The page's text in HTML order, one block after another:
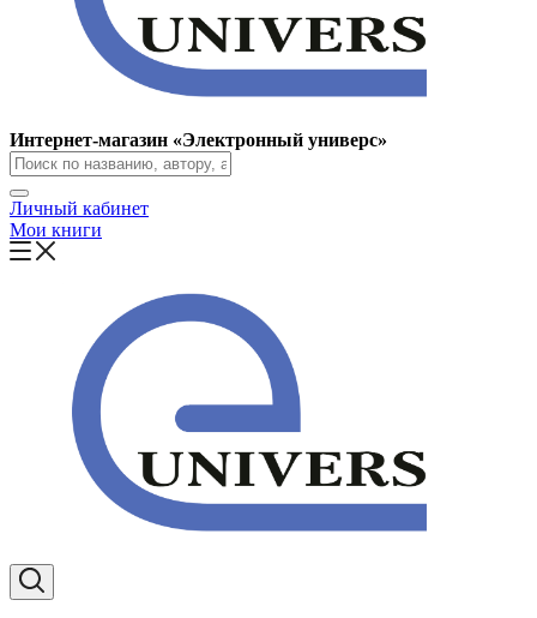
Интернет-магазин «Электронный универс»
Личный кабинет
Мои книги